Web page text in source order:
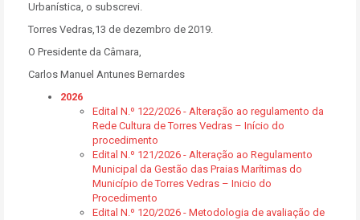
Urbanística, o subscrevi.
Torres Vedras,13 de dezembro de 2019.
O Presidente da Câmara,
Carlos Manuel Antunes Bernardes
2026
Edital N.º 122/2026 - Alteração ao regulamento da
Rede Cultura de Torres Vedras – Início do
procedimento
Edital N.º 121/2026 - Alteração ao Regulamento
Municipal da Gestão das Praias Marítimas do
Município de Torres Vedras – Inicio do
Procedimento
Edital N.º 120/2026 - Metodologia de avaliação de